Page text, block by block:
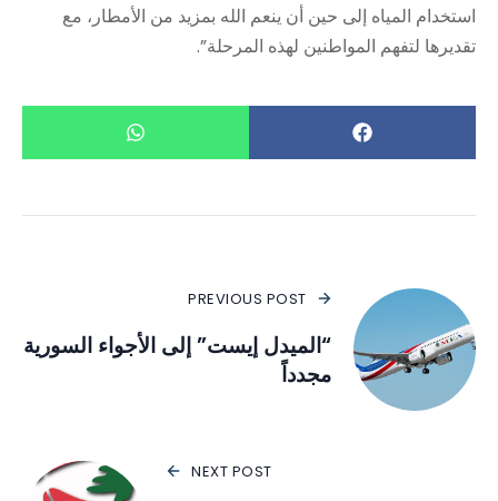
استخدام المياه إلى حين أن ينعم الله بمزيد من الأمطار، مع
تقديرها لتفهم المواطنين لهذه المرحلة”.
PREVIOUS POST
“الميدل إيست” إلى الأجواء السورية
مجدداً
NEXT POST